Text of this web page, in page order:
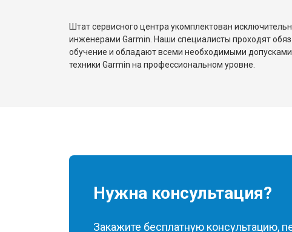
Штат сервисного центра укомплектован
инженерами Garmin. Наши специалисты проходят
обучение и обладают всеми необходимыми
техники Garmin на профессиональном уровне.
Нужна консультация?
Закажите бесплатную консультацию,